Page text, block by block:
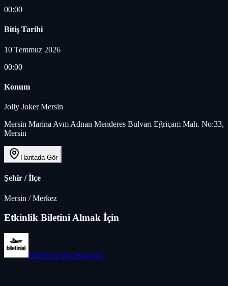
00:00
Bitiş Tarihi
10 Temmuz 2026
00:00
Konum
Jolly Joker Mersin
Mersin Marina Avm Adnan Menderes Bulvarı Eğriçam Mah. No:33,
Mersin
Haritada Gör
Şehir / İlçe
Mersin /Merkez
Etkinlik Biletini Almak İçin
Biletinial için tıklayınız